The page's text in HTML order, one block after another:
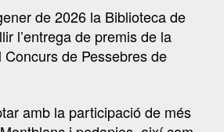
de 2026 la Biblioteca de
l’entrega de premis de la
de Pessebres de
amb la participació de més